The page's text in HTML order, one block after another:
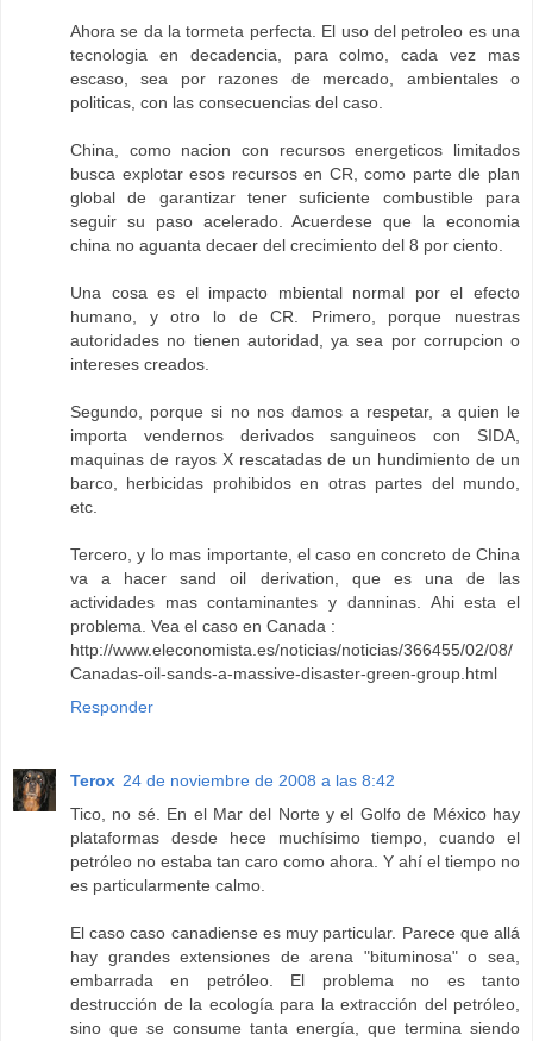
Ahora se da la tormeta perfecta. El uso del petroleo es una
tecnologia en decadencia, para colmo, cada vez mas
escaso, sea por razones de mercado, ambientales o
politicas, con las consecuencias del caso.
China, como nacion con recursos energeticos limitados
busca explotar esos recursos en CR, como parte dle plan
global de garantizar tener suficiente combustible para
seguir su paso acelerado. Acuerdese que la economia
china no aguanta decaer del crecimiento del 8 por ciento.
Una cosa es el impacto mbiental normal por el efecto
humano, y otro lo de CR. Primero, porque nuestras
autoridades no tienen autoridad, ya sea por corrupcion o
intereses creados.
Segundo, porque si no nos damos a respetar, a quien le
importa vendernos derivados sanguineos con SIDA,
maquinas de rayos X rescatadas de un hundimiento de un
barco, herbicidas prohibidos en otras partes del mundo,
etc.
Tercero, y lo mas importante, el caso en concreto de China
va a hacer sand oil derivation, que es una de las
actividades mas contaminantes y danninas. Ahi esta el
problema. Vea el caso en Canada :
http://www.eleconomista.es/noticias/noticias/366455/02/08/
Canadas-oil-sands-a-massive-disaster-green-group.html
Responder
Terox 24 de noviembre de 2008 a las 8:42
Tico, no sé. En el Mar del Norte y el Golfo de México hay
plataformas desde hece muchísimo tiempo, cuando el
petróleo no estaba tan caro como ahora. Y ahí el tiempo no
es particularmente calmo.
El caso caso canadiense es muy particular. Parece que allá
hay grandes extensiones de arena "bituminosa" o sea,
embarrada en petróleo. El problema no es tanto
destrucción de la ecología para la extracción del petróleo,
sino que se consume tanta energía, que termina siendo